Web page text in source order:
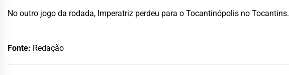
No outro jogo da rodada, Imperatriz perdeu para o Tocantinópolis no Tocantins.
Fonte: Redação